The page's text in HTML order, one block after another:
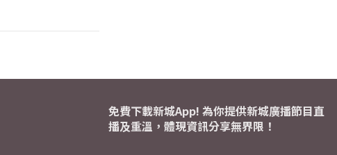
免費下載新城App! 為你提供新城廣播節目直
播及重溫，體現資訊分享無界限！